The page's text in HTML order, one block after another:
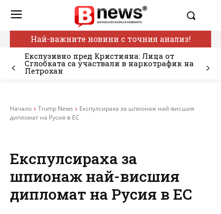
Най-важните новини с точния анализ!
Екслузивно пред Кристияна: Лица от
Сглобката са участвали в наркотрафик на
Петрохан
Начало Trump News
Експулсираха за шпионаж най-висшия
дипломат на Русия в ЕС
Експулсираха за
шпионаж най-висшия
дипломат на Русия в ЕС